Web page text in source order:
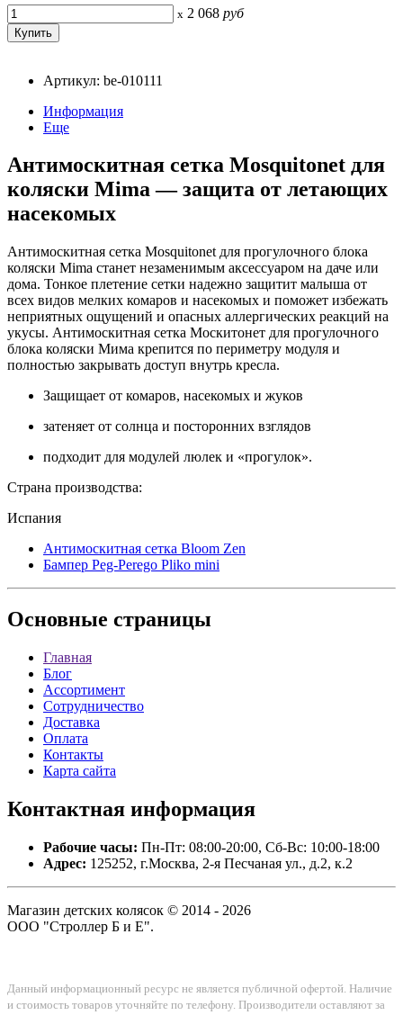
x 2 068 руб
Артикул: be-010111
Информация
Еще
Антимоскитная сетка Mosquitonet для
коляски Mima — защита от летающих
насекомых
Антимоскитная сетка Mosquitonet для прогулочного блока
коляски Mima станет незаменимым аксессуаром на даче или
дома. Тонкое плетение сетки надежно защитит малыша от
всех видов мелких комаров и насекомых и поможет избежать
неприятных ощущений и опасных аллергических реакций на
укусы. Антимоскитная сетка Москитонет для прогулочного
блока коляски Мима крепится по периметру модуля и
полностью закрывать доступ внутрь кресла.
Защищает от комаров, насекомых и жуков
затеняет от солнца и посторонних взглядов
подходит для модулей люлек и «прогулок».
Страна производства:
Испания
Антимоскитная сетка Bloom Zen
Бампер Peg-Perego Pliko mini
Основные страницы
Главная
Блог
Ассортимент
Сотрудничество
Доставка
Оплата
Контакты
Карта сайта
Контактная информация
Рабочие часы: Пн-Пт: 08:00-20:00, Сб-Вс: 10:00-18:00
Адрес: 125252, г.Москва, 2-я Песчаная ул., д.2, к.2
Магазин детских колясок © 2014 - 2026
ООО "Строллер Б и Е".
Данный информационный ресурс не является публичной офертой. Наличие
и стоимость товаров уточняйте по телефону. Производители оставляют за